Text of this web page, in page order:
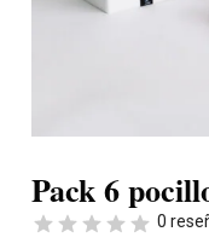
Pack 6
0